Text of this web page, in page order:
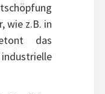
wie z.B. in
das